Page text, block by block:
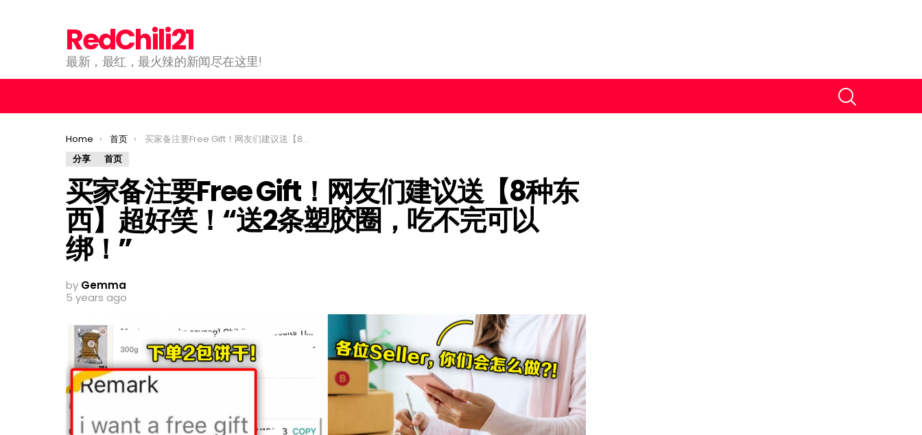
RedChili21
最新，最红，最火辣的新闻尽在这里!
You are here:
Home 首页
买家备注要Free Gift！网友们建议送【8种东西】超好笑！“送2条塑胶圈，吃不完可以绑！”
分享
首页
买家备注要Free Gift！网友们建议送【8种东
西】超好笑！“送2条塑胶圈，吃不完可以
绑！”
by Gemma
5 years ago